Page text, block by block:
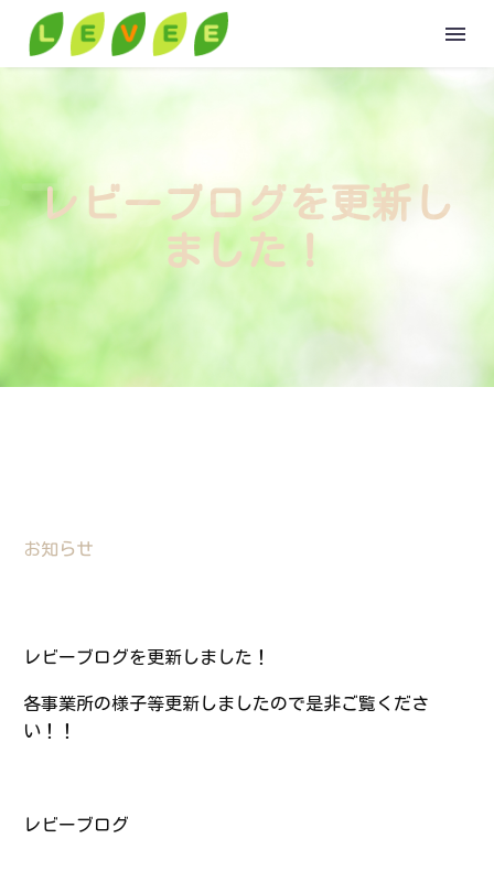
ABOUT
Contact
BLOG＆NEWS
ブログを更新しま
レビーブログを更新し
ました！
お知らせ
レビーブログを更新しました！
各事業所の様子等更新しましたので是非ご覧くださ
い！！
レビーブログ